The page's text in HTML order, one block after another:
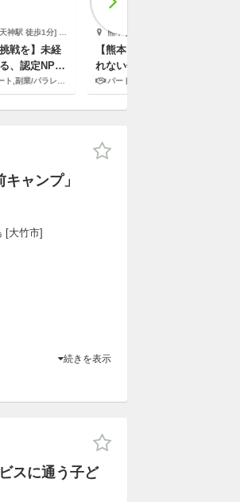
会社フロンティアダイレクト
戦を】未経
、認定NPO
/パラレルキャリア
熊本 [熊本市中央区] ブリッジフォースマイル
【熊本・週２】居場所で親を頼
れない子どもや若者に寄りそう
若者支援スタッフ募集
パート,副業/パラレルキャリア
ャンプ」
[大竹市]
続きを表示
スに通う子ど